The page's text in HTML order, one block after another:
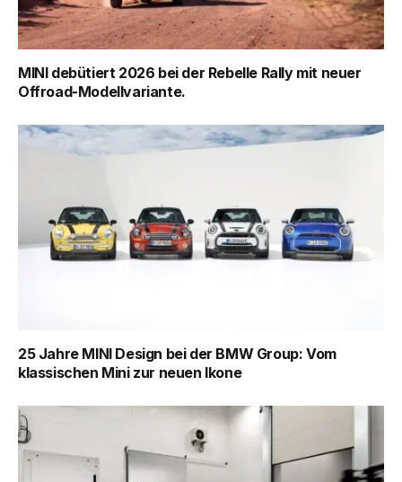
MINI debütiert 2026 bei der Rebelle Rally mit neuer
Offroad-Modellvariante.
25 Jahre MINI Design bei der BMW Group: Vom
klassischen Mini zur neuen Ikone